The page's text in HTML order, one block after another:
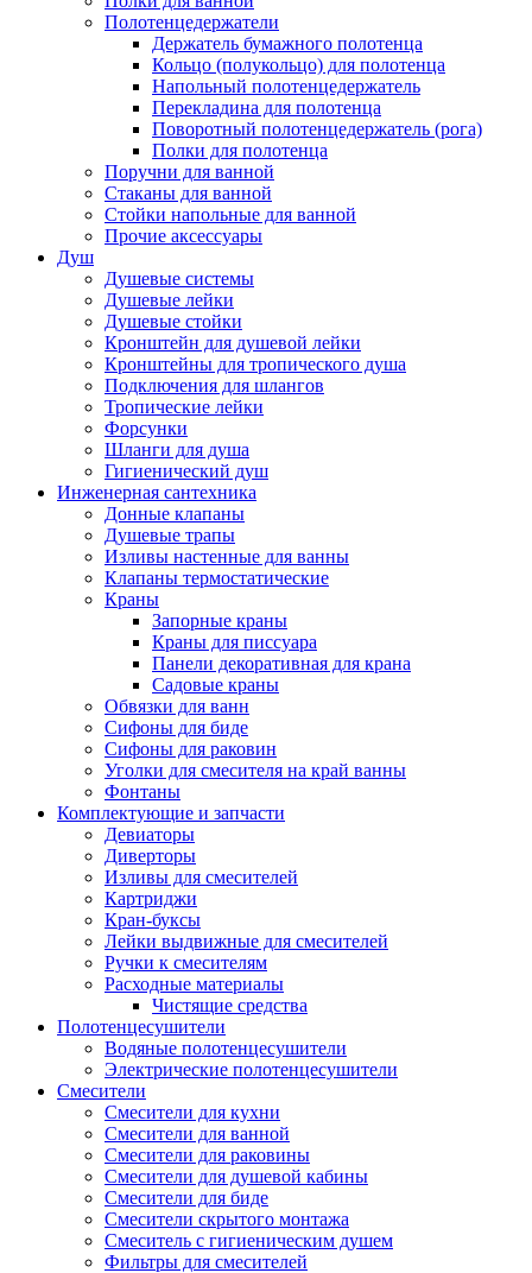
Полотенцедержатели
Держатель бумажного полотенца
Кольцо (полукольцо) для полотенца
Напольный полотенцедержатель
Перекладина для полотенца
Поворотный полотенцедержатель (рога)
Полки для полотенца
Поручни для ванной
Стаканы для ванной
Стойки напольные для ванной
Прочие аксессуары
Душ
Душевые системы
Душевые лейки
Душевые стойки
Кронштейн для душевой лейки
Кронштейны для тропического душа
Подключения для шлангов
Тропические лейки
Форсунки
Шланги для душа
Гигиенический душ
Инженерная сантехника
Донные клапаны
Душевые трапы
Изливы настенные для ванны
Клапаны термостатические
Краны
Запорные краны
Краны для писсуара
Панели декоративная для крана
Садовые краны
Обвязки для ванн
Сифоны для биде
Сифоны для раковин
Уголки для смесителя на край ванны
Фонтаны
Комплектующие и запчасти
Девиаторы
Диверторы
Изливы для смесителей
Картриджи
Кран-буксы
Лейки выдвижные для смесителей
Ручки к смесителям
Расходные материалы
Чистящие средства
Полотенцесушители
Водяные полотенцесушители
Электрические полотенцесушители
Смесители
Смесители для кухни
Смесители для ванной
Смесители для раковины
Смесители для душевой кабины
Смесители для биде
Смесители скрытого монтажа
Смеситель с гигиеническим душем
Фильтры для смесителей